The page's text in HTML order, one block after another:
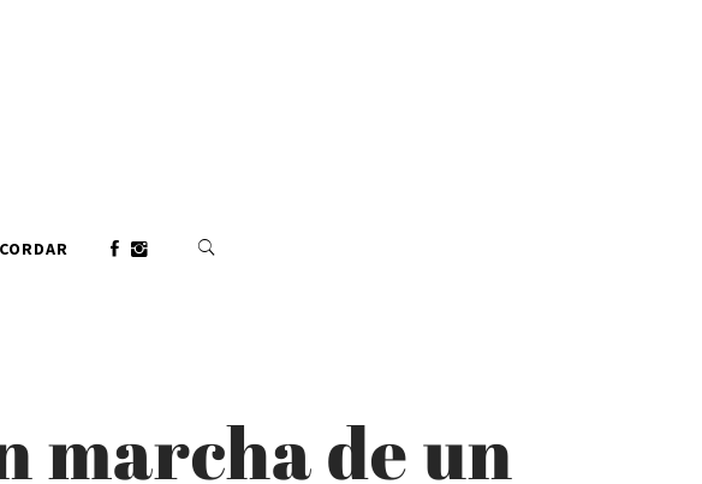
marcha de un